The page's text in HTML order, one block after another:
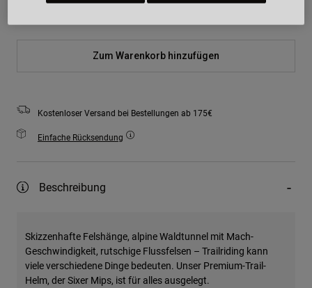
Zum Warenkorb hinzufügen
Kostenloser Versand bei Bestellungen ab 175€
Einfache Rücksendung
Beschreibung
Skizzenhafte Felshänge, alpine Waldtunnel mit Mach-
Geschwindigkeit, rutschige Flussfelsen – Trailriding kann
viele verschiedene Dinge bedeuten. Unser Premium-Trail-
Helm, der Sixer Mips, ist für alles ausgelegt.